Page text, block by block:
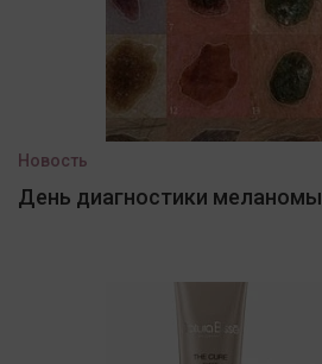
Новость
День диагностики меланомы